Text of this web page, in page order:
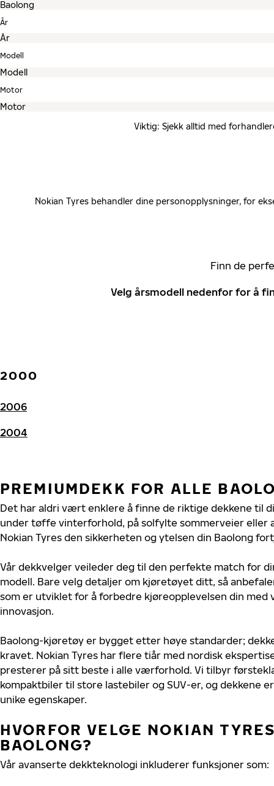
År
Modell
Motor
Viktig: Sjekk alltid med
Nokian Tyres behandler dine personopplysninger, for
Finn de
Velg årsmodell nedenfor for å
2000
2006
2004
PREMIUMDEKK FOR ALLE
Det har aldri vært enklere å finne de riktige dekkene til
under tøffe vinterforhold, på solfylte sommerveier eller
Nokian Tyres den sikkerheten og ytelsen din Baolong
Vår dekkvelger veileder deg til den perfekte match for
modell. Bare velg detaljer om kjøretøyet ditt, så
som er utviklet for å forbedre kjøreopplevelsen din med
innovasjon.
Baolong-kjøretøy er bygget etter høye standarder;
kravet. Nokian Tyres har flere tiår med nordisk
presterer på sitt beste i alle værforhold. Vi tilbyr
kompaktbiler til store lastebiler og SUV-er, og dekkene
unike egenskaper.
HVORFOR VELGE NOKIAN
BAOLONG?
Vår avanserte dekkteknologi inkluderer funksjoner som: